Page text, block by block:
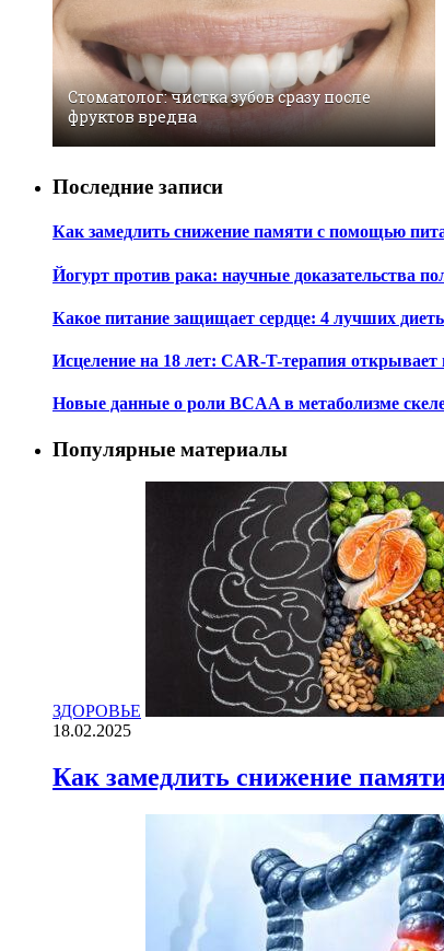
Стоматолог: чистка зубов сразу после
фруктов вредна
Последние записи
Как замедлить снижение памяти с помощью
Йогурт против рака: научные доказательства
Какое питание защищает сердце: 4 лучших
Исцеление на 18 лет: CAR-T-терапия
Новые данные о роли BCAA в метаболизме
Популярные материалы
ЗДОРОВЬЕ
18.02.2025
Как замедлить снижение